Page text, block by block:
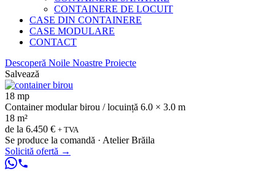
CONTAINERE DE LOCUIT
CASE DIN CONTAINERE
CASE MODULARE
CONTACT
Descoperă Noile Noastre Proiecte
Salvează
18 mp
Container modular birou / locuință 6.0 × 3.0 m
18 m²
de la 6.450 € + TVA
Se produce la comandă · Atelier Brăila
Solicită ofertă →